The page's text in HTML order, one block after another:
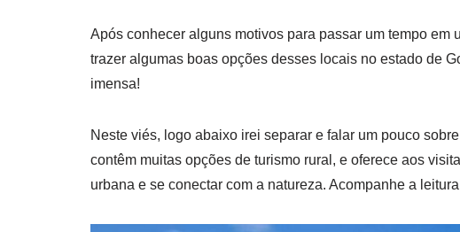
Após conhecer alguns motivos para passar um tempo
trazer algumas boas opções desses locais no estado de
imensa!
Neste viés, logo abaixo irei separar e falar um pouco
contêm muitas opções de turismo rural, e oferece aos
urbana e se conectar com a natureza. Acompanhe a